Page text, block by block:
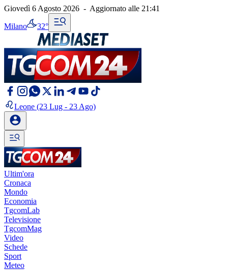
Giovedì 6 Agosto 2026 - Aggiornato alle 21:41
Milano 32°
Leone (23 Lug - 23 Ago)
Ultim'ora
Cronaca
Mondo
Economia
TgcomLab
Televisione
TgcomMag
Video
Schede
Sport
Meteo